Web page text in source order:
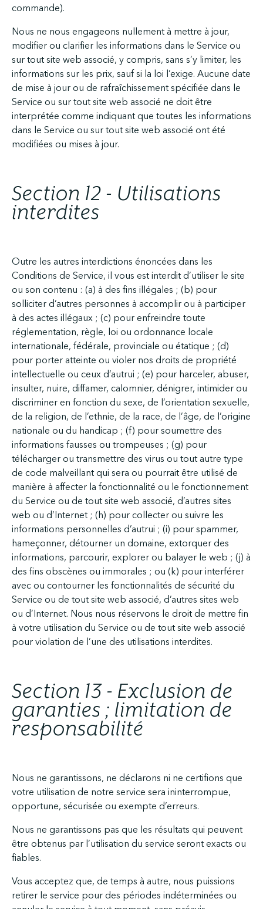
commande).
Nous ne nous engageons nullement à mettre à jour,
modifier ou clarifier les informations dans le Service ou
sur tout site web associé, y compris, sans s’y limiter, les
informations sur les prix, sauf si la loi l’exige. Aucune date
de mise à jour ou de rafraîchissement spécifiée dans le
Service ou sur tout site web associé ne doit être
interprétée comme indiquant que toutes les informations
dans le Service ou sur tout site web associé ont été
modifiées ou mises à jour.
Section 12 - Utilisations
interdites
Outre les autres interdictions énoncées dans les
Conditions de Service, il vous est interdit d’utiliser le site
ou son contenu : (a) à des fins illégales ; (b) pour
solliciter d’autres personnes à accomplir ou à participer
à des actes illégaux ; (c) pour enfreindre toute
réglementation, règle, loi ou ordonnance locale
internationale, fédérale, provinciale ou étatique ; (d)
pour porter atteinte ou violer nos droits de propriété
intellectuelle ou ceux d’autrui ; (e) pour harceler, abuser,
insulter, nuire, diffamer, calomnier, dénigrer, intimider ou
discriminer en fonction du sexe, de l’orientation sexuelle,
de la religion, de l’ethnie, de la race, de l’âge, de l’origine
nationale ou du handicap ; (f) pour soumettre des
informations fausses ou trompeuses ; (g) pour
télécharger ou transmettre des virus ou tout autre type
de code malveillant qui sera ou pourrait être utilisé de
manière à affecter la fonctionnalité ou le fonctionnement
du Service ou de tout site web associé, d’autres sites
web ou d’Internet ; (h) pour collecter ou suivre les
informations personnelles d’autrui ; (i) pour spammer,
hameçonner, détourner un domaine, extorquer des
informations, parcourir, explorer ou balayer le web ; (j) à
des fins obscènes ou immorales ; ou (k) pour interférer
avec ou contourner les fonctionnalités de sécurité du
Service ou de tout site web associé, d’autres sites web
ou d’Internet. Nous nous réservons le droit de mettre fin
à votre utilisation du Service ou de tout site web associé
pour violation de l’une des utilisations interdites.
Section 13 - Exclusion de
garanties ; limitation de
responsabilité
Nous ne garantissons, ne déclarons ni ne certifions que
votre utilisation de notre service sera ininterrompue,
opportune, sécurisée ou exempte d’erreurs.
Nous ne garantissons pas que les résultats qui peuvent
être obtenus par l’utilisation du service seront exacts ou
fiables.
Vous acceptez que, de temps à autre, nous puissions
retirer le service pour des périodes indéterminées ou